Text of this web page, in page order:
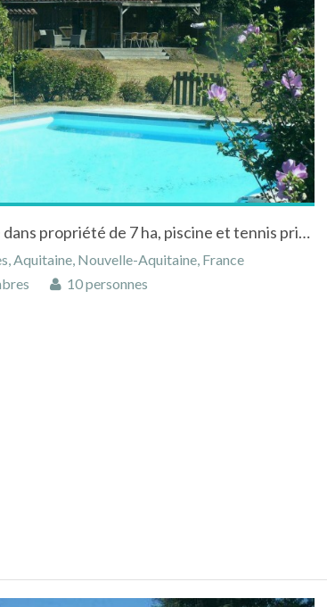
Location maison très calme dans propriété de 7 ha, piscine et tennis privés
Aquitaine, Nouvelle-Aquitaine, France
10 personnes